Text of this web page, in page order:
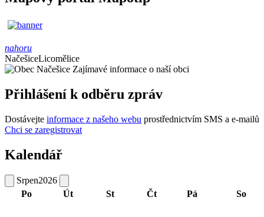
nahoru
NačešiceLicomělice
Zajímavé informace o naší obci
Přihlášení k odběru zpráv
Dostávejte informace z našeho webu prostřednictvím SMS a e-mailů
Chci se zaregistrovat
Kalendář
Srpen2026
Po
Út St Čt Pá So